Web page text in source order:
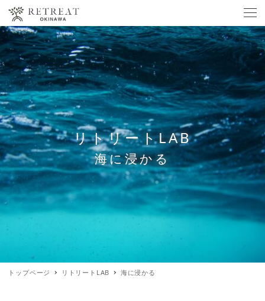
リトリートLAB
海に浸かる
トップページ リトリートLAB 海に浸かる